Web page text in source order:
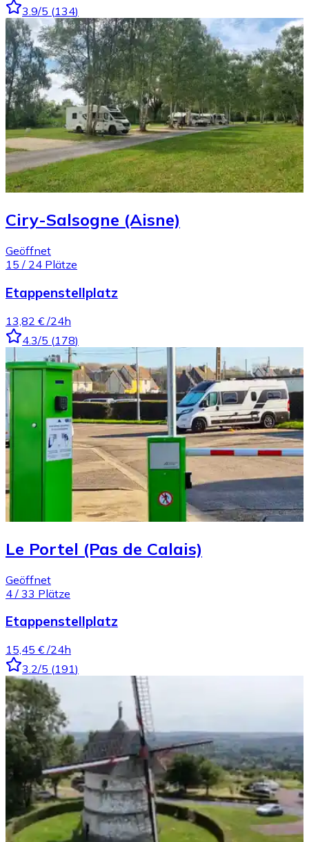
3.9/5 (134)
Ciry-Salsogne (Aisne)
Geöffnet
15 / 24 Plätze
Etappenstellplatz
13,82 € /24h
4.3/5 (178)
Le Portel (Pas de Calais)
Geöffnet
4 / 33 Plätze
Etappenstellplatz
15,45 € /24h
3.2/5 (191)